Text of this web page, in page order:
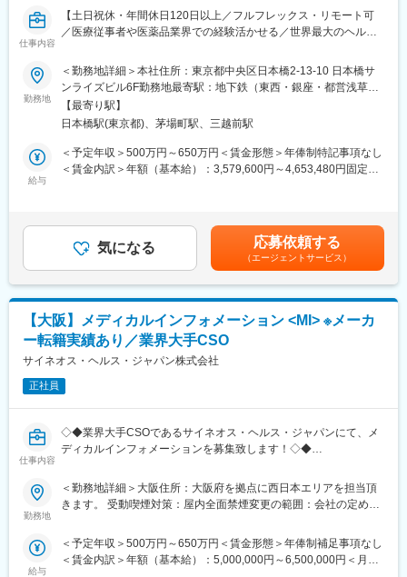
この仕事の魅力
◎歯科大学の教育・研究に深く関われる
◎世界トップクラスシェア製品を扱える
◎教授・研究者・開発者をつなぐポジション
◎残業月10時間程度で安定して長期就業可能
■当社について：
術」を追求しつづけ、歯科医療分野において革新的な製品を世に
送り出してまいりました。さらにこの技術を応用し、一般産業分
また現在は、海外15ヶ所に自社の販売拠点を擁し、世界135ヶ国
以上で信頼のブランドとしてご愛用いただいており、今や歯科用
回転機器分野においては、グローバルシェアトップクラスを実現
するまでになりました。
「高い製品力」「格調の高い洗練されたデザイン」「絶対的な高
い品質」「スピーディーで独創的な開発力」「高いコスト競争
力」「強固なグローバル販売網」「ファーストクラスのアフター
サービス」など、真のグローバルNo.1ブランドを目指し、これか
らも社員一丸となり、挑戦を続けてまいります。
仕事内容
【土日祝休・年間休日120日以上／フルフレックス・リモート可
／医療従事者や医薬品業界での経験活かせる／世界最大のヘルス
■職務概要：
製薬企業をクライアントとし、薬剤（新薬、既存薬）のプロモー
ションにかかわる資材全般の制作を担当させていただいておりま
す。メディカルライターは、それらの資材を制作するうえで中心
的な役割を担っていただきます。
・製剤情報ウェブサイトや疾患啓発ウェブサイトの制作
・個々の担当クライアントを受け持ち、各々の権限のもとで企画
段階から取材、執筆、編集、制作、進行管理まで幅広く行ってい
■業務詳細：
・原稿執筆・リライト：薬剤関連の資料、論文などを読み込ん
で、パンフレットや記録集、患者向けの冊子の原稿を執筆しま
す。また、ライターの執筆した原稿の修正も行います。
・編集制作：パンフレットや記録集などの編集制作、進行管理を
行います。
・企画立案：テーマに基づいて、文献検索を行ったり、データの
組み立て方法などを企画します。またプロモーションの戦略や、
それに基づくプランの提案も行います。
・学会取材：国内、海外の学会取材を行うため、海外出張の機会
■配属部署
■働き方
勤務地
＜勤務地詳細＞本社住所：東京都中央区日本橋2-13-10 日本橋サ
ンライズビル6F勤務地最寄駅：地下鉄（東西・銀座・都営浅草）
線／日本橋駅受動喫煙対策：屋内全面禁煙変更の範囲：会社の定
める事業所
【最寄り駅】
日本橋駅(東京都)、茅場町駅、三越前駅
給与
＜予定年収＞500万円～650万円＜賃金形態＞年俸制特記事項なし
＜賃金内訳＞年額（基本給）：3,579,600円～4,653,480円固定残
残業手当＞有＜給与補足＞※能力、経験、前職での給与を総合的に
評価します。※予定年収はあくまでも目安の金額であり、選考を通
じて上下する可能性があります。※【昇給】給与改定時期：年1回
定期昇給制ではなく、評価による職責・技能の向上または低下に
より増減賃金はあくまでも目安の金額であり、選考を通じて上下
する可能性があります。月給(月額)は固定手当を含めた表記です。
気になる 応募依頼する
（エージェントサービス）
【大阪】メディカルインフォメーション <MI> ※メーカ
ー転籍実績あり／業界大手CSO
サイネオス・ヘルス・ジャパン株式会社
正社員
仕事内容
◇◆業界大手CSOであるサイネオス・ヘルス・ジャパンにて、メ
ディカルインフォメーションを募集致します！◇◆
■業務内容：
クライアントである製薬メーカーにてメディカルインフォメーシ
の作成に係る業務となります。
【変更の範囲：会社の定める業務】
勤務地
＜勤務地詳細＞大阪住所：大阪府を拠点に西日本エリアを担当頂
きます。 受動喫煙対策：屋内全面禁煙変更の範囲：会社の定める
給与
＜予定年収＞500万円～650万円＜賃金形態＞年俸制補足事項なし
＜賃金内訳＞年額（基本給）：5,000,000円～6,500,000円＜月額